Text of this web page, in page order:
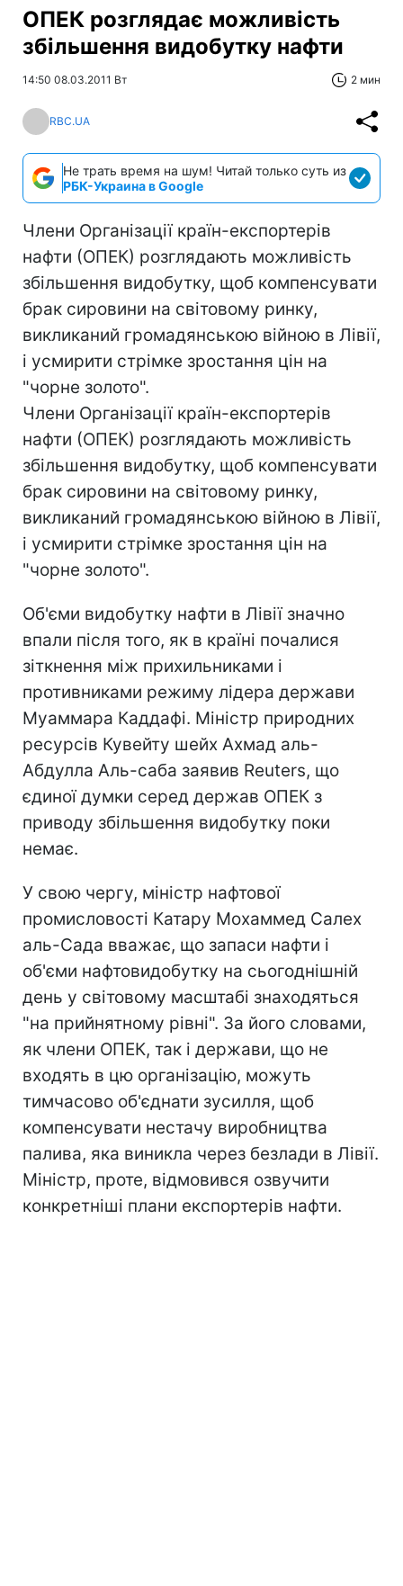
ОПЕК розглядає можливість
збільшення видобутку нафти
14:50 08.03.2011 Вт 2 мин
RBC.UA
Не трать время на шум! Читай только суть из
РБК-Украина в Google
Члени Організації країн-експортерів
нафти (ОПЕК) розглядають можливість
збільшення видобутку, щоб компенсувати
брак сировини на світовому ринку,
викликаний громадянською війною в Лівії,
і усмирити стрімке зростання цін на
"чорне золото".
Члени Організації країн-експортерів
нафти (ОПЕК) розглядають можливість
збільшення видобутку, щоб компенсувати
брак сировини на світовому ринку,
викликаний громадянською війною в Лівії,
і усмирити стрімке зростання цін на
"чорне золото".
Об'єми видобутку нафти в Лівії значно
впали після того, як в країні почалися
зіткнення між прихильниками і
противниками режиму лідера держави
Муаммара Каддафі. Міністр природних
ресурсів Кувейту шейх Ахмад аль-
Абдулла Аль-саба заявив Reuters, що
єдиної думки серед держав ОПЕК з
приводу збільшення видобутку поки
немає.
У свою чергу, міністр нафтової
промисловості Катару Мохаммед Салех
аль-Сада вважає, що запаси нафти і
об'єми нафтовидобутку на сьогоднішній
день у світовому масштабі знаходяться
"на прийнятному рівні". За його словами,
як члени ОПЕК, так і держави, що не
входять в цю організацію, можуть
тимчасово об'єднати зусилля, щоб
компенсувати нестачу виробництва
палива, яка виникла через безлади в Лівії.
Міністр, проте, відмовився озвучити
конкретніші плани експортерів нафти.